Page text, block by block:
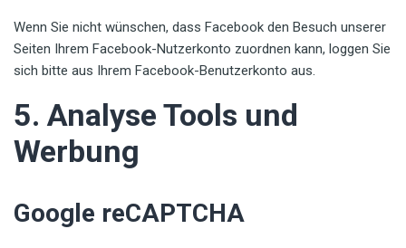
Wenn Sie nicht wünschen, dass Facebook den Besuch unserer
Seiten Ihrem Facebook-Nutzerkonto zuordnen kann, loggen Sie
sich bitte aus Ihrem Facebook-Benutzerkonto aus.
5. Analyse Tools und
Werbung
Google reCAPTCHA